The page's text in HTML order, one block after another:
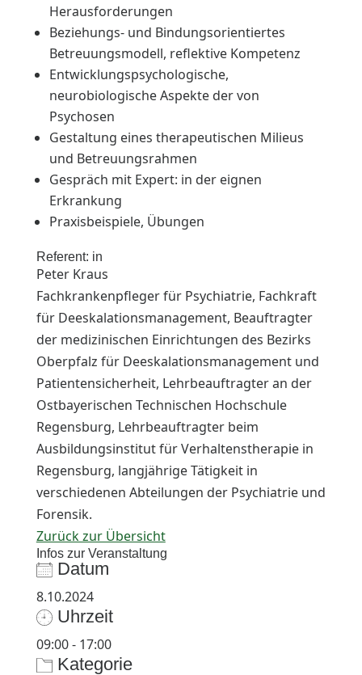
Herausforderungen
Beziehungs- und Bindungsorientiertes
Betreuungsmodell, reflektive Kompetenz
Entwicklungspsychologische,
neurobiologische Aspekte der von
Psychosen
Gestaltung eines therapeutischen Milieus
und Betreuungsrahmen
Gespräch mit Expert: in der eignen
Erkrankung
Praxisbeispiele, Übungen
Referent: in
Peter Kraus
Fachkrankenpfleger für Psychiatrie, Fachkraft
für Deeskalationsmanagement, Beauftragter
der medizinischen Einrichtungen des Bezirks
Oberpfalz für Deeskalationsmanagement und
Patientensicherheit, Lehrbeauftragter an der
Ostbayerischen Technischen Hochschule
Regensburg, Lehrbeauftragter beim
Ausbildungsinstitut für Verhaltenstherapie in
Regensburg, langjährige Tätigkeit in
verschiedenen Abteilungen der Psychiatrie und
Forensik.
Zurück zur Übersicht
Infos zur Veranstaltung
Datum
8.10.2024
Uhrzeit
09:00 - 17:00
Kategorie